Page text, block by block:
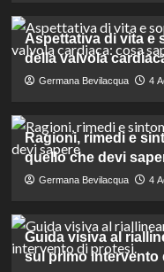
Aspettativa di vita e
della valvola
Germana Bevilacqua 4
Ragioni, rimedi e
quello che devi
Germana Bevilacqua 4
Guida visiva al
sul primo intervento